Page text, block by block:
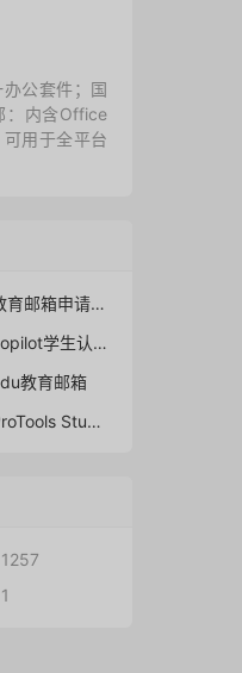
公套件；国
：内含Office
用于全平台
教育邮箱申请谷歌网盘
copilot学生认证流程
教育邮箱
ProTools Studio学生教育订阅
1257
1